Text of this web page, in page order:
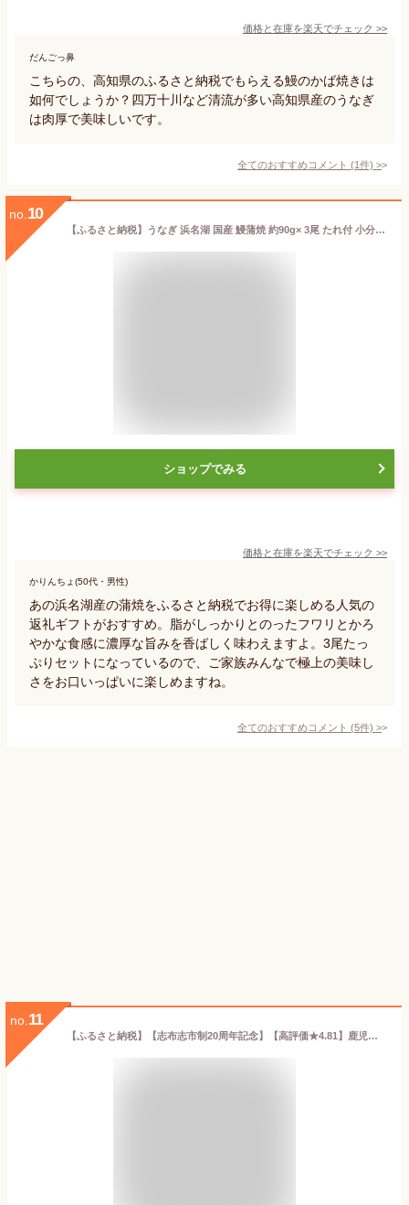
価格と在庫を楽天でチェック >>
だんごっ鼻
こちらの、高知県のふるさと納税でもらえる鰻のかば焼きは
如何でしょうか？四万十川など清流が多い高知県産のうなぎ
は肉厚で美味しいです。
全てのおすすめコメント (1件) >
no. 10
【ふるさと納税】うなぎ 浜名湖 国産 鰻蒲焼 約90g× 3尾 たれ付 小分け セット うなぎ蒲焼 浜名湖うなぎ 浜名湖産 国産うなぎ 惣菜 おかず ギフト 贈答 土用の丑の日 丑の日 蒲焼き うな重 うな丼 ウナギ 鰻 魚 魚介 魚介類 冷凍 冷凍配送 静岡 静岡県 浜松市
ショップでみる
価格と在庫を楽天でチェック >>
かりんちょ(50代・男性)
あの浜名湖産の蒲焼をふるさと納税でお得に楽しめる人気の
返礼ギフトがおすすめ。脂がしっかりとのったフワリとかろ
やかな食感に濃厚な旨みを香ばしく味わえますよ。3尾たっ
ぷりセットになっているので、ご家族みんなで極上の美味し
さをお口いっぱいに楽しめますね。
全てのおすすめコメント (5件) >
no. 11
【ふるさと納税】【志布志市制20周年記念】【高評価★4.81】鹿児島県産 山田水産の霧島湧水鰻(160g×4尾・計640g) うなぎ 鰻 ウナギ 4尾 国産 九州産 蒲焼き かばやき 冷凍 うな重 ひつまぶし タレ 山椒 ランキング 人気【山田水産】b3-018